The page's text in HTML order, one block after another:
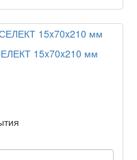
15x70x210 мм